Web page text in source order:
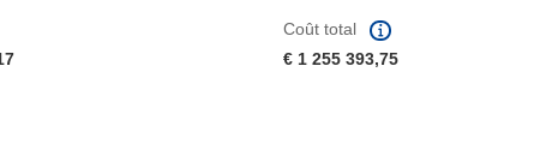
Coût total
€ 1 255 393,75